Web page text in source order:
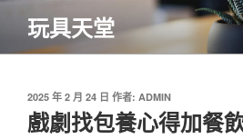
主
玩具天堂
發
佈
於
2025 年 2 月 24 日 作者: ADMIN
戲劇找包養心得加餐